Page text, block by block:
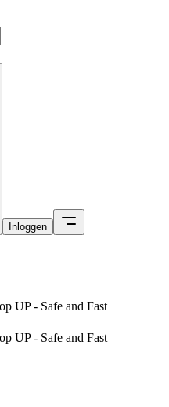
Inloggen
UP - Safe and Fast
UP - Safe and Fast